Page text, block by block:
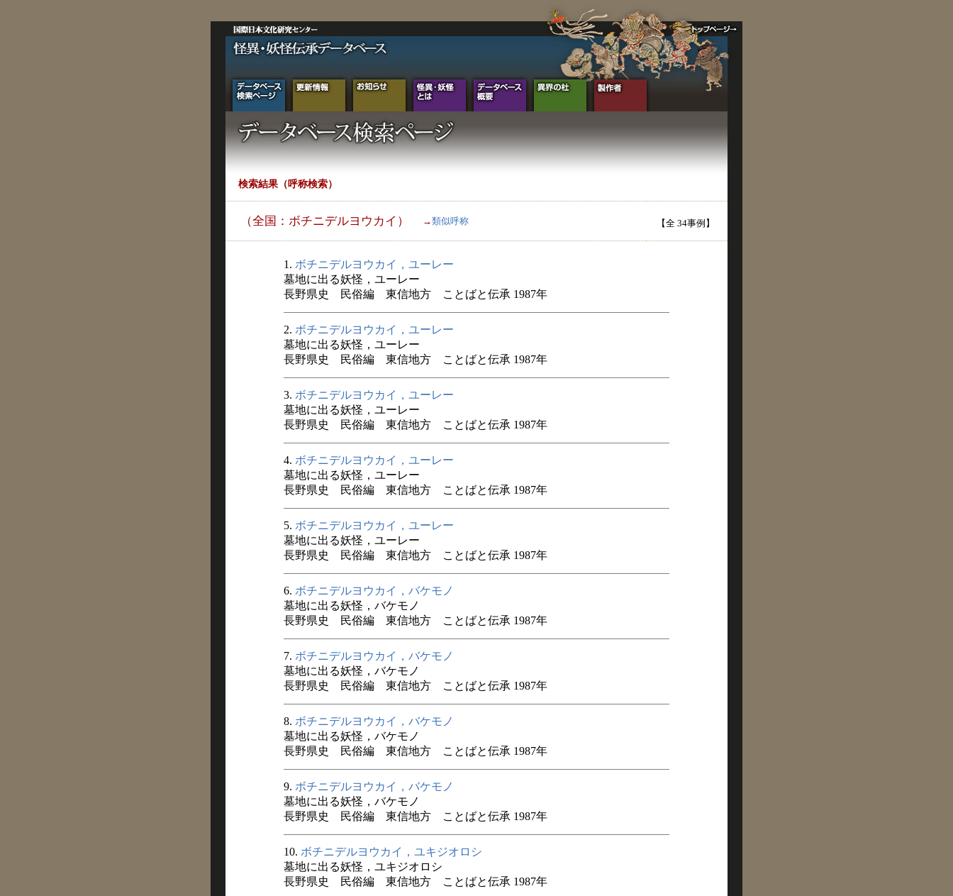
検索結果（呼称検索）
（全国：ボチニデルヨウカイ） →類似呼称 【全 34事例】
1. ボチニデルヨウカイ，ユーレー
墓地に出る妖怪，ユーレー
長野県史 民俗編 東信地方 ことばと伝承 1987年
2. ボチニデルヨウカイ，ユーレー
墓地に出る妖怪，ユーレー
長野県史 民俗編 東信地方 ことばと伝承 1987年
3. ボチニデルヨウカイ，ユーレー
墓地に出る妖怪，ユーレー
長野県史 民俗編 東信地方 ことばと伝承 1987年
4. ボチニデルヨウカイ，ユーレー
墓地に出る妖怪，ユーレー
長野県史 民俗編 東信地方 ことばと伝承 1987年
5. ボチニデルヨウカイ，ユーレー
墓地に出る妖怪，ユーレー
長野県史 民俗編 東信地方 ことばと伝承 1987年
6. ボチニデルヨウカイ，バケモノ
墓地に出る妖怪，バケモノ
長野県史 民俗編 東信地方 ことばと伝承 1987年
7. ボチニデルヨウカイ，バケモノ
墓地に出る妖怪，バケモノ
長野県史 民俗編 東信地方 ことばと伝承 1987年
8. ボチニデルヨウカイ，バケモノ
墓地に出る妖怪，バケモノ
長野県史 民俗編 東信地方 ことばと伝承 1987年
9. ボチニデルヨウカイ，バケモノ
墓地に出る妖怪，バケモノ
長野県史 民俗編 東信地方 ことばと伝承 1987年
10. ボチニデルヨウカイ，ユキジオロシ
墓地に出る妖怪，ユキジオロシ
長野県史 民俗編 東信地方 ことばと伝承 1987年